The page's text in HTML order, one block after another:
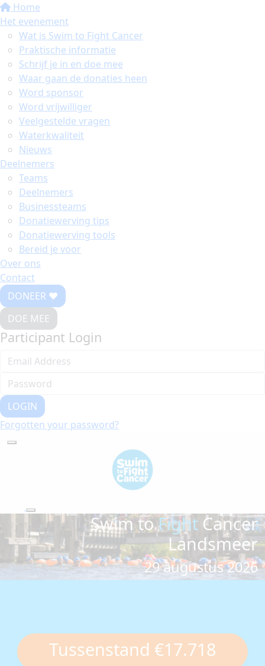
Home
Het evenement
Wat is Swim to Fight Cancer
Praktische informatie
Schrijf je in en doe mee
Waar gaan de donaties heen
Word sponsor
Word vrijwilliger
Veelgestelde vragen
Waterkwaliteit
Nieuws
Deelnemers
Teams
Deelnemers
Businessteams
Donatiewerving tips
Donatiewerving tools
Bereid je voor
Over ons
Contact
DONEER ♥
DOE MEE
Participant Login
LOGIN
Forgotten your password?
Swim toFight Cancer
Landsmeer
29 augustus 2026
Tussenstand €17.718